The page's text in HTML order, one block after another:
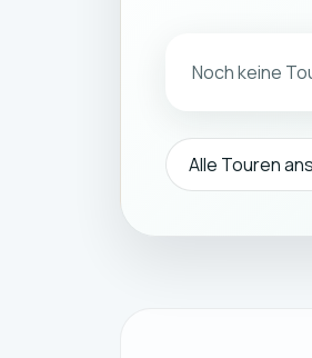
Noch keine
Alle Touren